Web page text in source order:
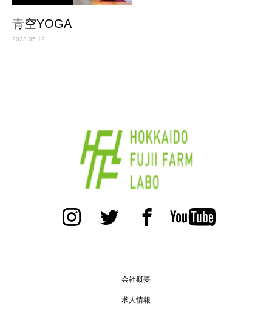
青空YOGA
2023.05.12
会社概要
求人情報